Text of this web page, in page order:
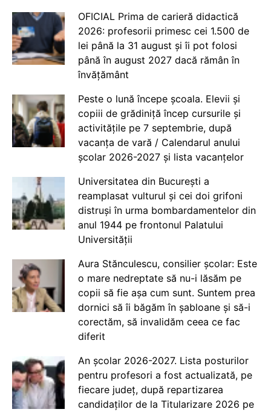
OFICIAL Prima de carieră didactică
2026: profesorii primesc cei 1.500 de
lei până la 31 august și îi pot folosi
până în august 2027 dacă rămân în
învățământ
Peste o lună începe școala. Elevii și
copiii de grădiniță încep cursurile și
activitățile pe 7 septembrie, după
vacanța de vară / Calendarul anului
școlar 2026-2027 și lista vacanțelor
Universitatea din București a
reamplasat vulturul și cei doi grifoni
distruși în urma bombardamentelor din
anul 1944 pe frontonul Palatului
Universității
Aura Stănculescu, consilier școlar: Este
o mare nedreptate să nu-i lăsăm pe
copii să fie așa cum sunt. Suntem prea
dornici să îi băgăm în șabloane și să-i
corectăm, să invalidăm ceea ce fac
diferit
An școlar 2026-2027. Lista posturilor
pentru profesori a fost actualizată, pe
fiecare județ, după repartizarea
candidaților de la Titularizare 2026 pe